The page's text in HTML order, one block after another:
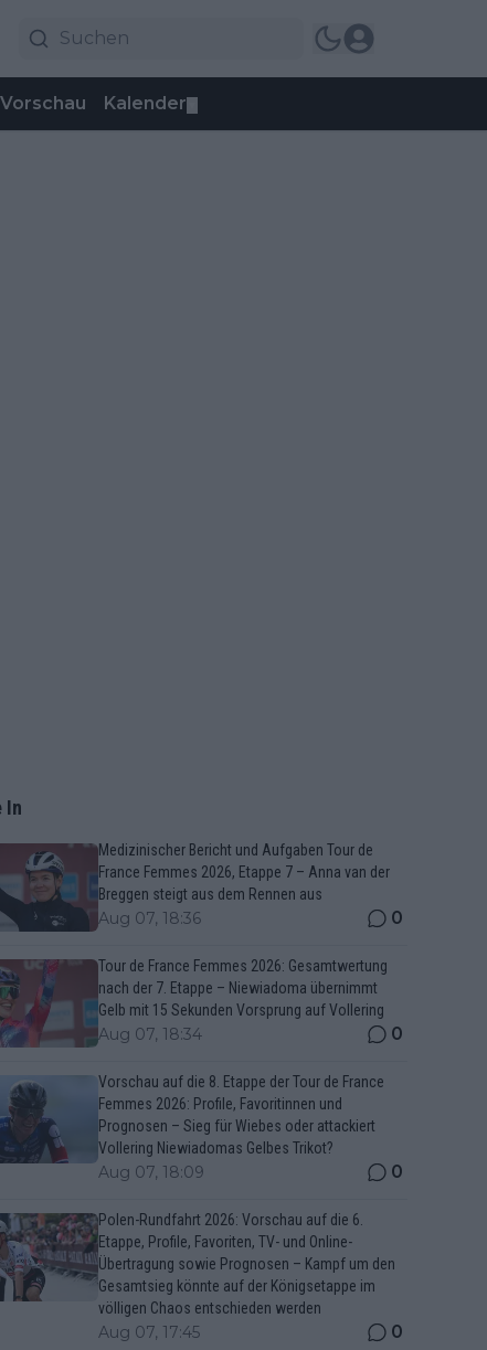
Vorschau Kalender
In
Medizinischer Bericht und Aufgaben Tour de
France Femmes 2026, Etappe 7 – Anna van der
Breggen steigt aus dem Rennen aus
Aug 07, 18:36 0
Tour de France Femmes 2026: Gesamtwertung
nach der 7. Etappe – Niewiadoma übernimmt
Gelb mit 15 Sekunden Vorsprung auf Vollering
Aug 07, 18:34 0
Vorschau auf die 8. Etappe der Tour de France
Femmes 2026: Profile, Favoritinnen und
Prognosen – Sieg für Wiebes oder attackiert
Vollering Niewiadomas Gelbes Trikot?
Aug 07, 18:09 0
Polen-Rundfahrt 2026: Vorschau auf die 6.
Etappe, Profile, Favoriten, TV- und Online-
Übertragung sowie Prognosen – Kampf um den
Gesamtsieg könnte auf der Königsetappe im
völligen Chaos entschieden werden
Aug 07, 17:45 0